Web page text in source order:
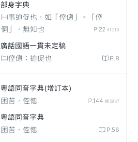
部身字典
㈠事迫促也，如「倥傯」。「倥
侗」，無知也
P.22 #1210
廣話國語一貫未定稿
㈡倥傯：迫促也
P.8
粵語同音字典(增訂本)
困苦，倥傯
P.144 #05037
粵語同音字典
困苦，倥傯
P.56